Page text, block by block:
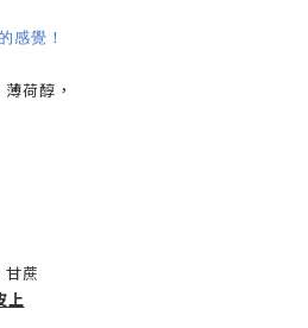
感覺！
荷醇，
蔗
上